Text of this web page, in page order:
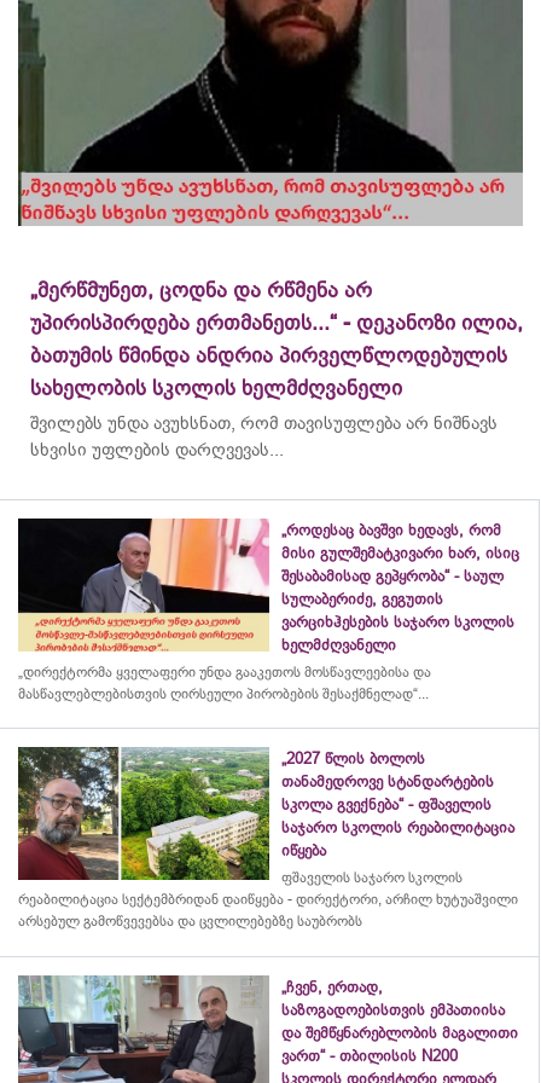
„მერწმუნეთ, ცოდნა და რწმენა არ
უპირისპირდება ერთმანეთს...“ - დეკანოზი ილია,
ბათუმის წმინდა ანდრია პირველწლოდებულის
სახელობის სკოლის ხელმძღვანელი
შვილებს უნდა ავუხსნათ, რომ თავისუფლება არ ნიშნავს
სხვისი უფლების დარღვევას...
„როდესაც ბავშვი ხედავს, რომ
მისი გულშემატკივარი ხარ, ისიც
შესაბამისად გეპყრობა“ - საულ
სულაბერიძე, გეგუთის
ვარციხჰესების საჯარო სკოლის
ხელმძღვანელი
„დირექტორმა ყველაფერი უნდა გააკეთოს მოსწავლეებისა და
მასწავლებლებისთვის ღირსეული პირობების შესაქმნელად“...
„2027 წლის ბოლოს
თანამედროვე სტანდარტების
სკოლა გვექნება“ - ფშაველის
საჯარო სკოლის რეაბილიტაცია
იწყება
ფშაველის საჯარო სკოლის
რეაბილიტაცია სექტემბრიდან დაიწყება - დირექტორი, არჩილ ხუტუაშვილი
არსებულ გამოწვევებსა და ცვლილებებზე საუბრობს
„ჩვენ, ერთად,
საზოგადოებისთვის ემპათიისა
და შემწყნარებლობის მაგალითი
ვართ“ - თბილისის N200
სკოლის დირექტორი ელდარ